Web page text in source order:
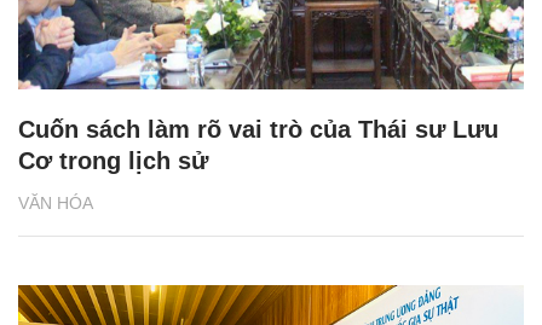
VĂN HÓA
Cuốn sách làm rõ vai trò của Thái sư Lưu
Cơ trong lịch sử